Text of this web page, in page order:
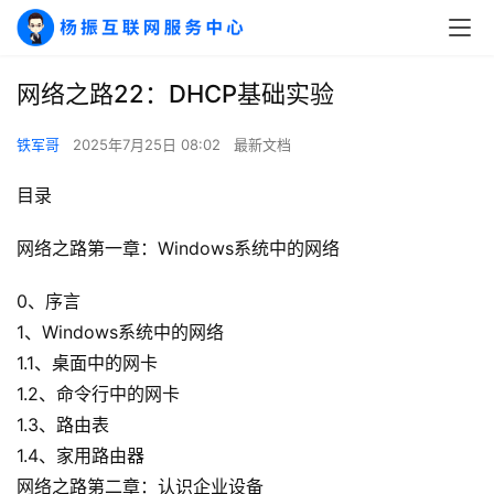
网络之路22：DHCP基础实验
铁军哥 2025年7月25日 08:02 最新文档
目录
网络之路第一章：Windows系统中的网络
0、序言
1、Windows系统中的网络
1.1、桌面中的网卡
1.2、命令行中的网卡
1.3、路由表
1.4、家用路由器
网络之路第二章：认识企业设备